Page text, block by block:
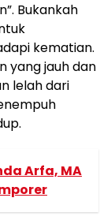
Bukankah
kematian.
yang jauh dan
lelah dari
Arfa, MA